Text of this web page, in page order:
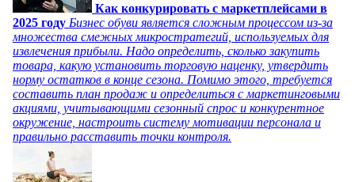
Как конкурировать с маркетплейсами в
2025 году Бизнес обуви является сложным процессом из-за
множества смежных микростратегий, используемых для
извлечения прибыли. Надо определить, сколько закупить
товара, какую установить торговую наценку, утвердить
норму остатков в конце сезона. Помимо этого, требуется
составить план продаж и определиться с маркетинговыми
акциями, учитывающими сезонный спрос и конкурентное
окружение, настроить систему мотивации персонала и
правильно расставить точки контроля.